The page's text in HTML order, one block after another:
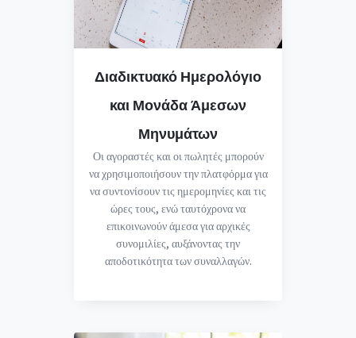
Διαδικτυακό Ημερολόγιο
και Μονάδα Άμεσων
Μηνυμάτων
Οι αγοραστές και οι πωλητές μπορούν
να χρησιμοποιήσουν την πλατφόρμα για
να συντονίσουν τις ημερομηνίες και τις
ώρες τους, ενώ ταυτόχρονα να
επικοινωνούν άμεσα για αρχικές
συνομιλίες, αυξάνοντας την
αποδοτικότητα των συναλλαγών.